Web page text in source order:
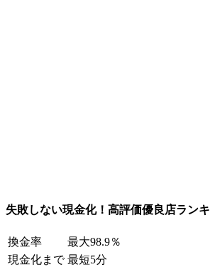
失敗しない現金化！高評価優良店ラン
換金率
最大98.9％
現金化まで 最短5分